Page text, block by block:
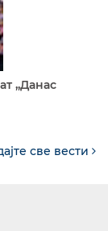
„Данас
све вести